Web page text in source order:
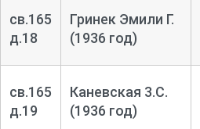
св.165
д.18
Гринек Эмили Г.
(1936 год)
св.165
д.19
Каневская 3.С.
(1936 год)